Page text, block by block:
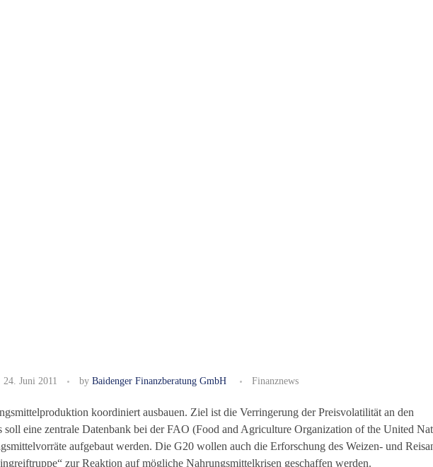
24. Juni 2011 by Baidenger Finanzberatung GmbH Finanznews
koordiniert ausbauen. Ziel ist die Verringerung der Preisvolatilität an den
eine zentrale Datenbank bei der FAO (Food and Agriculture Organization of the United
aufgebaut werden. Die G20 wollen auch die Erforschung des Weizen- und
zur Reaktion auf mögliche Nahrungsmittelkrisen geschaffen werden.